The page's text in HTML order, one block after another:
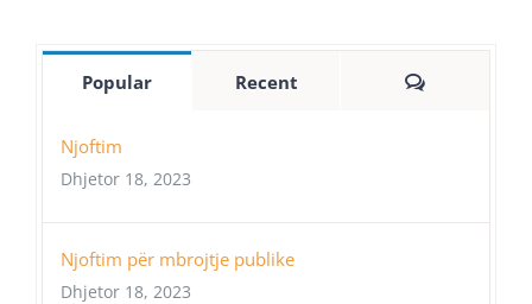
Popular Recent Comments
Njoftim
Dhjetor 18, 2023
Njoftim për mbrojtje publike
Dhjetor 18, 2023